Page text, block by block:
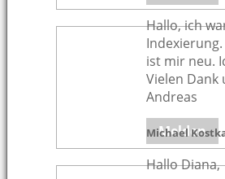
Hallo, ich
ist mir neu.
Vielen Dank
Andreas
Melden
Michael
Hallo Diana,